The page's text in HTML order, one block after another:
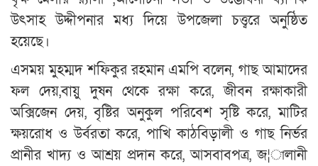
উৎসাহ উদ্দীপনার মধ্য দিয়ে উপজেলা চত্ত্বরে অনুষ্ঠিত
হয়েছে।
এসময় মুহম্মদ শফিকুর রহমান এমপি বলেন, গাছ আমাদের
ফল দেয়,বায়ু দুষন থেকে রক্ষা করে, জীবন রক্ষাকারী
অক্সিজেন দেয়, বৃষ্টির অনুকুল পরিবেশ সৃষ্টি করে, মাটির
ক্ষয়রোধ ও উর্বরতা করে, পাখি কাঠবিড়ালী ও গাছ নির্ভর
প্রানীর খাদ্য ও আশ্রয় প্রদান করে, আসবাবপত্র, জ¦ালানী